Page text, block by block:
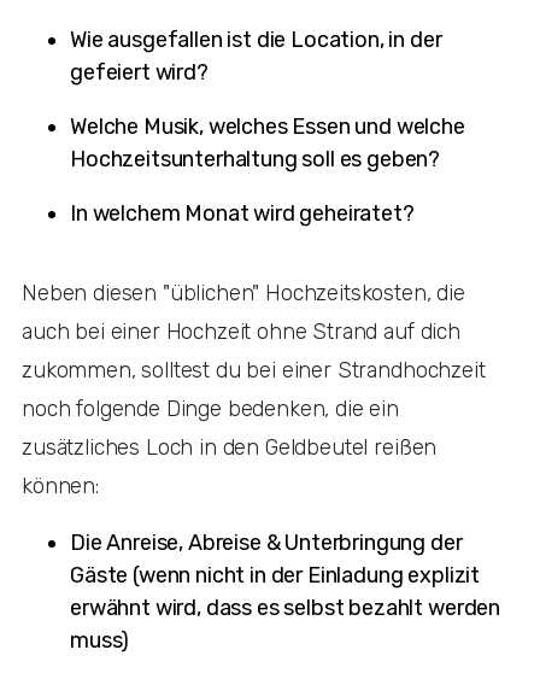
Wie ausgefallen ist die Location, in der
gefeiert wird?
Welche Musik, welches Essen und welche
Hochzeitsunterhaltung soll es geben?
In welchem Monat wird geheiratet?
Neben diesen "üblichen" Hochzeitskosten, die
auch bei einer Hochzeit ohne Strand auf dich
zukommen, solltest du bei einer Strandhochzeit
noch folgende Dinge bedenken, die ein
zusätzliches Loch in den Geldbeutel reißen
können:
Die Anreise, Abreise & Unterbringung der
Gäste (wenn nicht in der Einladung explizit
erwähnt wird, dass es selbst bezahlt werden
muss)